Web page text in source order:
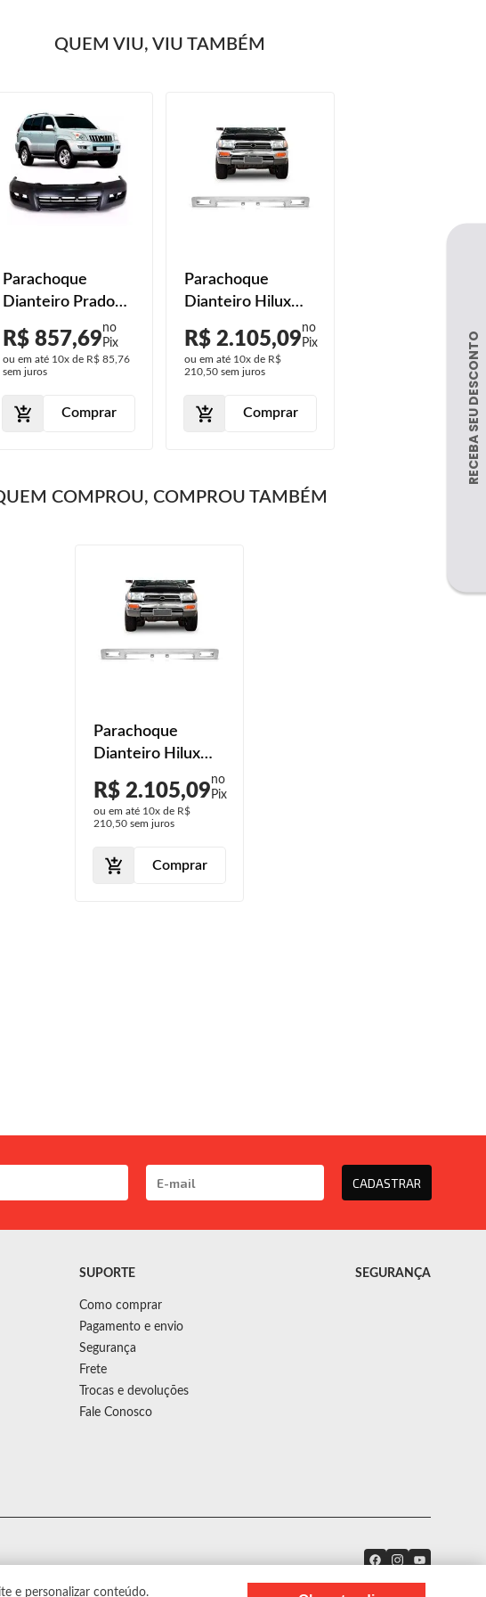
QUEM VIU, VIU TAMBÉM
Parachoque
Dianteiro Prado
2003 2004 2005
2006 2007 2008
2009 Preto Liso
R$ 857,69
ou em até 10x de R$ 85,76
sem juros
Comprar
Parachoque
Dianteiro Hilux
1994 1995 1996
1997 1998 1999
Cromado Liso
R$ 2.105,09
ou em até 10x de R$
210,50 sem juros
Comprar
COMPROU, COMPROU TAMBÉM
Parachoque
Dianteiro Hilux
4x4 1992 1993
1994 1995 1996
1997 1998 1999
Cromado Liso
R$ 2.105,09
ou em até 10x de R$
210,50 sem juros
Comprar
CADASTRAR
e personalizar conteúdo.
SUPORTE
Como comprar
Pagamento e envio
Segurança
Frete
Trocas e devoluções
Fale Conosco
SEGURANÇA